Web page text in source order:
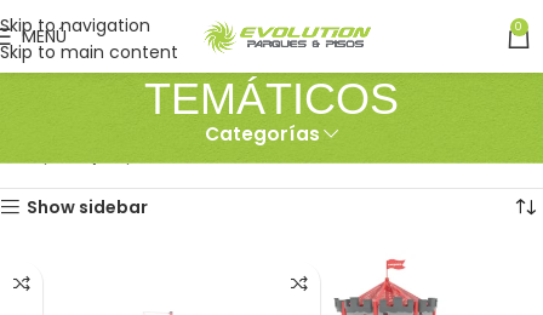
Skip to navigation
Skip to main content
MENÚ 0
TEMÁTICOS
Categorías
Inicio PARQUES TEMÁTICOS Mostrando los 4 resultados
Show sidebar